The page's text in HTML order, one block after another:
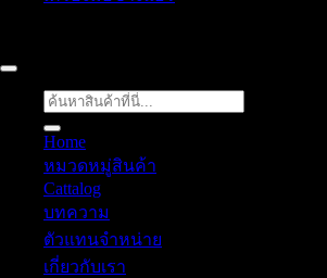
Thai
ค้นหา:
Home
หมวดหมู่สินค้า
Cattalog
บทความ
ตัวแทนจำหน่าย
เกี่ยวกับเรา